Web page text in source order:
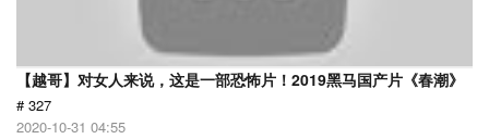
【越哥】对女人来说，这是一部恐怖片！2019黑马国产片《春潮》
# 327
2020-10-31 04:55